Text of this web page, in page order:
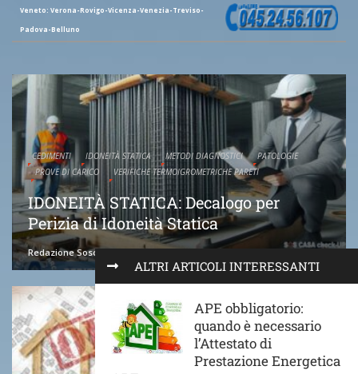
ALTRI ARTICOLI INTERESSANTI
APE obbligatorio:
quando è necessario
l’Attestato di
Prestazione Energetica
Veneto: Verona-Rovigo-Vicenza-Venezia-Treviso-
Padova-Belluno
CEDIMENTI IDONEITÀ STATICA METODI DIAGNOSTICI
PATOLOGIE
PROVE DI CARICO
VERIFICHE TERMOIGROMETRICHE PARETI
IDONEITÀ STATICA: Decalogo per
Perizia di Idoneità Statica
Redazione Soscasa 22 Marzo 2024